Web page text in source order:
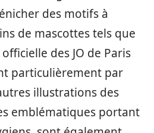
des motifs à
de mascottes tels que
des JO de Paris
particulièrement par
illustrations des
emblématiques portant